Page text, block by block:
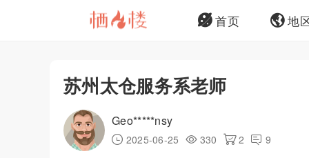
首页 地
苏州太仓服务系老师
Geo*****nsy
2025-06-25 330 2 9